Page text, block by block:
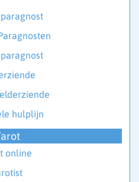
hulplijn
online